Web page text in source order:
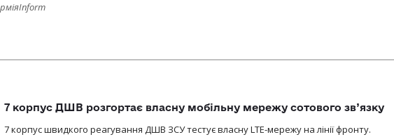
7 корпус ДШВ розгортає власну мобільну мережу сотового зв’язку
7 корпус швидкого реагування ДШВ ЗСУ тестує власну LTE-мережу на лінії фронту.